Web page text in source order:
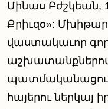
Մինաս Բժշկեան,
Քրիւզօ»:
վաստակաւոր
հայերու ներկայ